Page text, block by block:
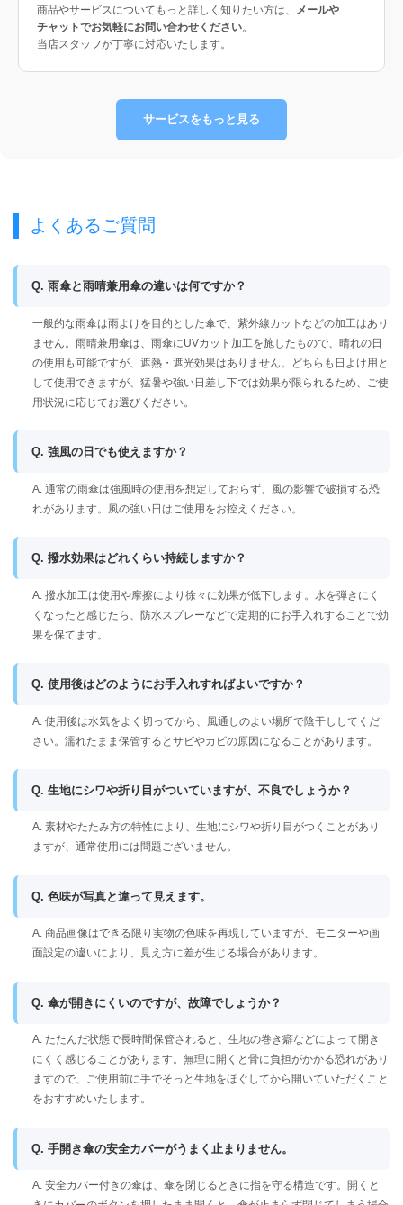
商品やサービスについてもっと詳しく知りたい方は、 メールや
チャットでお気軽にお問い合わせください。
当店スタッフが丁寧に対応いたします。
サービスをもっと見る
よくあるご質問
Q. 雨傘と雨晴兼用傘の違いは何ですか？
一般的な雨傘は雨よけを目的とした傘で、紫外線カットなどの加工はあり
ません。雨晴兼用傘は、雨傘にUVカット加工を施したもので、晴れの日
の使用も可能ですが、遮熱・遮光効果はありません。どちらも日よけ用と
して使用できますが、猛暑や強い日差し下では効果が限られるため、ご使
用状況に応じてお選びください。
Q. 強風の日でも使えますか？
A. 通常の雨傘は強風時の使用を想定しておらず、風の影響で破損する恐
れがあります。風の強い日はご使用をお控えください。
Q. 撥水効果はどれくらい持続しますか？
A. 撥水加工は使用や摩擦により徐々に効果が低下します。水を弾きにく
くなったと感じたら、防水スプレーなどで定期的にお手入れすることで効
果を保てます。
Q. 使用後はどのようにお手入れすればよいですか？
A. 使用後は水気をよく切ってから、風通しのよい場所で陰干ししてくだ
さい。濡れたまま保管するとサビやカビの原因になることがあります。
Q. 生地にシワや折り目がついていますが、不良でしょうか？
A. 素材やたたみ方の特性により、生地にシワや折り目がつくことがあり
ますが、通常使用には問題ございません。
Q. 色味が写真と違って見えます。
A. 商品画像はできる限り実物の色味を再現していますが、モニターや画
面設定の違いにより、見え方に差が生じる場合があります。
Q. 傘が開きにくいのですが、故障でしょうか？
A. たたんだ状態で長時間保管されると、生地の巻き癖などによって開き
にくく感じることがあります。無理に開くと骨に負担がかかる恐れがあり
ますので、ご使用前に手でそっと生地をほぐしてから開いていただくこと
をおすすめいたします。
Q. 手開き傘の安全カバーがうまく止まりません。
A. 安全カバー付きの傘は、傘を閉じるときに指を守る構造です。開くと